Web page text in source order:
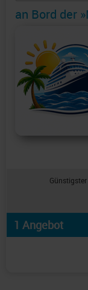
an Bord der
1 Angebot